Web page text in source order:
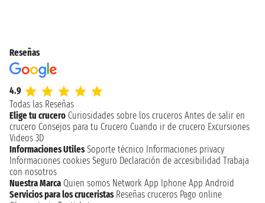
Reseñas
4.9
Todas las Reseñas
Elige tu crucero Curiosidades sobre los cruceros Antes de salir en
crucero Consejos para tu Crucero Cuando ir de crucero Excursiones
Videos 3D
Informaciones Utiles Soporte técnico Informaciones privacy
Informaciones cookies Seguro Declaración de accesibilidad Trabaja
con nosotros
Nuestra Marca Quien somos Network App Iphone App Android
Servicios para los cruceristas Reseñas cruceros Pago online